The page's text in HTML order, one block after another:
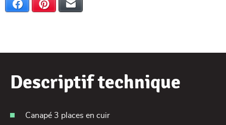
Facebook Pinterest
Descriptif technique
Canapé 3 places en cuir